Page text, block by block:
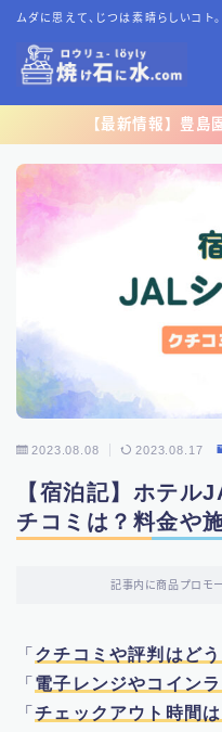
ムダに思えて、じつは素晴らしいコト。
MENU
TOP
プライバシーポリシー
運営者情報
お問い合わせ
【最新情報】豊島
2023.08.08 2023.08.17
【宿泊記】ホテル
チコミは？料金や
記事内に商品プロモ
「 クチコミや評判はどう
「 電子レンジやコイン
「チェックアウト時間